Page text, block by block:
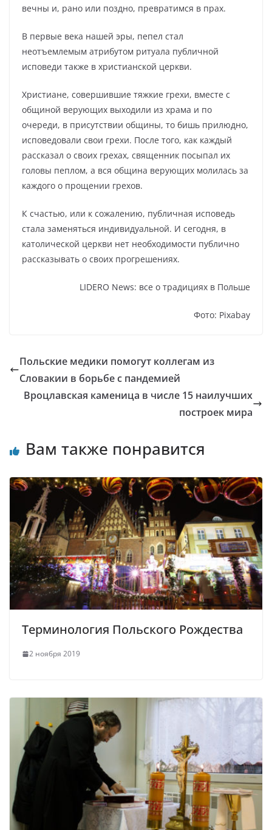
вечны и, рано или поздно, превратимся в прах.
В первые века нашей эры, пепел стал
неотъемлемым атрибутом ритуала публичной
исповеди также в христианской церкви.
Христиане, совершившие тяжкие грехи, вместе с
общиной верующих выходили из храма и по
очереди, в присутствии общины, то бишь прилюдно,
исповедовали свои грехи. После того, как каждый
рассказал о своих грехах, священник посыпал их
головы пеплом, а вся община верующих молилась за
каждого о прощении грехов.
К счастью, или к сожалению, публичная исповедь
стала заменяться индивидуальной. И сегодня, в
католической церкви нет необходимости публично
рассказывать о своих прогрешениях.
LIDERO News: все о традициях в Польше
Фото: Pixabay
Польские медики помогут коллегам из
Словакии в борьбе с пандемией
Вроцлавская каменица в числе 15 наилучших
построек мира
Вам также понравится
Терминология Польского Рождества
2 ноября 2019